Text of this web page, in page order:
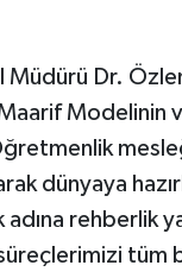
Müdürü Dr.
Modelinin
dünyaya
adına rehberlik
tüm